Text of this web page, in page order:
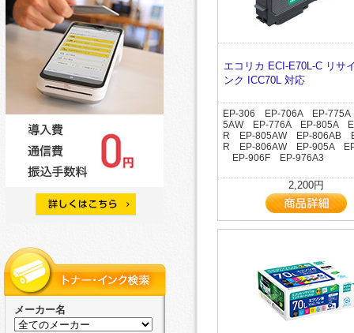
メーカー名
エコリカ ECI-E70L-C リサ
ンク ICC70L 対応
EP-306 EP-706A EP-
5AW EP-776A EP-805A
R EP-805AW EP-806AB
R EP-806AW EP-905A
EP-906F EP-976A3
2,200円